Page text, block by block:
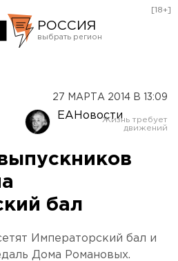
РОССИЯ
Оренбург
[18+]
27 МАРТА 2014 В 13:09
ЕАНовости
бал
Императорский бал и
Дома Романовых.